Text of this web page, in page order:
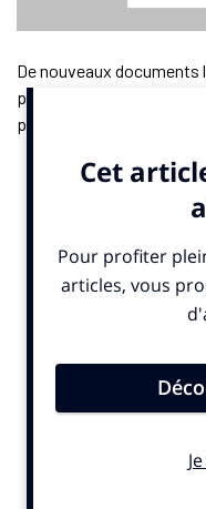
De nouveaux documents
publics vendredi, font
personnels datant de plus
olympiques de Los
condamnée en 2021
Justice. Par Clara Harter.
Los Angeles Times
publiés vendredi incluent
collaboratrice et
personnels attestent
sexuel de mineures.